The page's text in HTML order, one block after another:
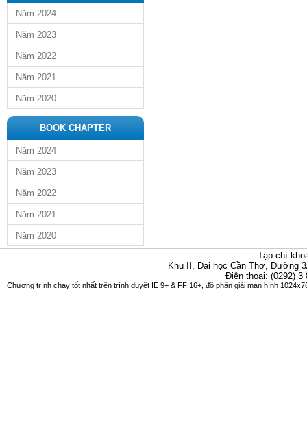
Năm 2024
Năm 2023
Năm 2022
Năm 2021
Năm 2020
BOOK CHAPTER
Năm 2024
Năm 2023
Năm 2022
Năm 2021
Năm 2020
Tạp chí
Khu II, Đại học Cần Thơ, Đường
Điện thoại: (0292)
Chương trình chạy tốt nhất trên trình duyệt IE 9+ & FF 16+, độ phân giải màn hình